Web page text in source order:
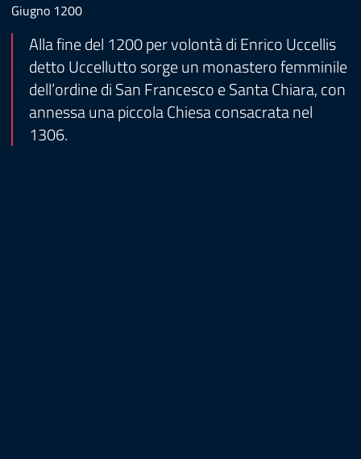
Giugno 1200
Alla fine del 1200 per volontà di Enrico Uccellis
detto Uccellutto sorge un monastero femminile
dell’ordine di San Francesco e Santa Chiara, con
annessa una piccola Chiesa consacrata nel
1306.